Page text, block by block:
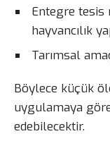
Entegre tesis
hayvancılık
Tarımsal
Böylece küçük
uygulamaya
edebilecektir.